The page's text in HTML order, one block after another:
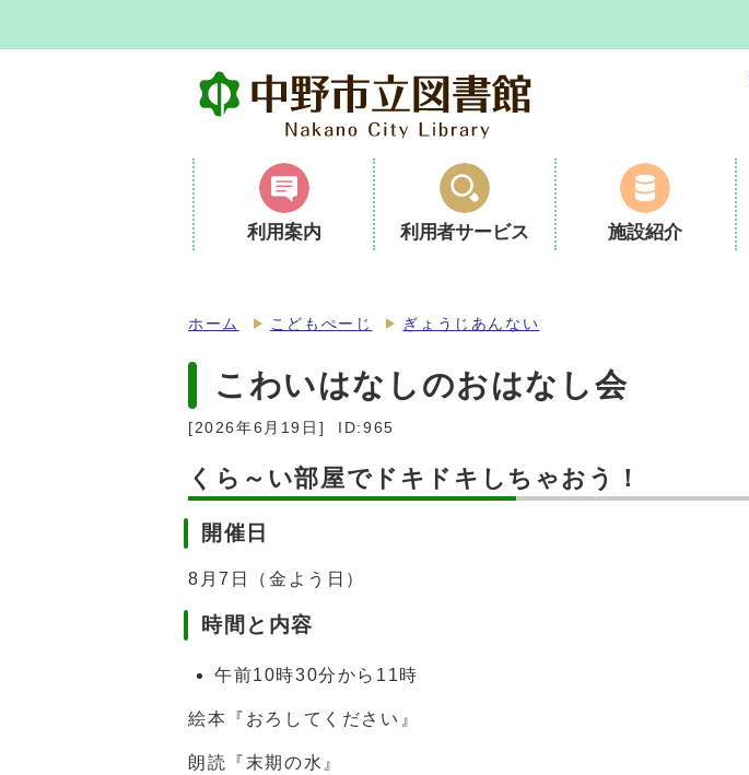
利用案内 利用者サービス 施設紹介
ホーム こどもぺーじ ぎょうじあんない
こわいはなしのおはなし会
[2026年6月19日] ID:965
くら～い部屋でドキドキしちゃおう！
開催日
8月7日（金よう日）
時間と内容
午前10時30分から11時
絵本『おろしてください』
朗読『末期の水』